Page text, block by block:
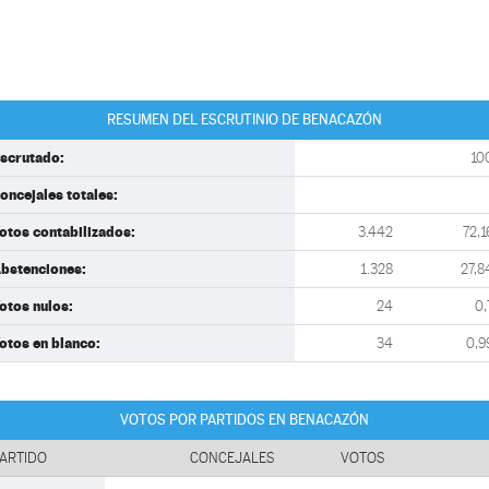
RESUMEN DEL ESCRUTINIO DE BENACAZÓN
totales:
contabilizados: 3.442
1.328
nulos: 24
en blanco: 34
VOTOS POR PARTIDOS EN BENACAZÓN
CONCEJALES VOTOS